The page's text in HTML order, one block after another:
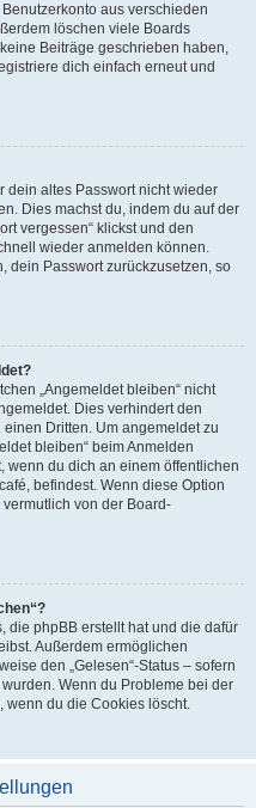
aus verschieden
löschen viele Boards
Beiträge geschrieben haben,
dich einfach erneut und
dein altes Passwort nicht wieder
Dies machst du, indem du auf der
vergessen“ klickst und den
wieder anmelden können.
dein Passwort zurückzusetzen, so
„Angemeldet bleiben“ nicht
Dies verhindert den
Dritten. Um angemeldet zu
bleiben“ beim Anmelden
wenn du dich an einem öffentlichen
befindest. Wenn diese Option
von der Board-
die phpBB erstellt hat und die dafür
Außerdem ermöglichen
den „Gelesen“-Status – sofern
Wenn du Probleme bei der
wenn du die Cookies löscht.